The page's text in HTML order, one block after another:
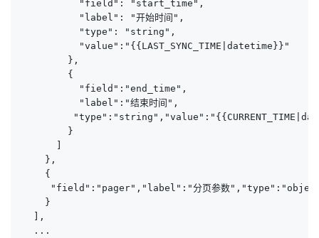
          "field": "start_time",
          "label": "开始时间",
          "type": "string",
          "value":"{{LAST_SYNC_TIME|datetime}}"
        },
        {
          "field":"end_time",
          "label":"结束时间",
        }
    },
    {
"field":"pager","label":"分页参数
    }
  ],
  ...